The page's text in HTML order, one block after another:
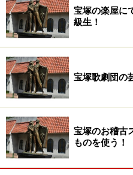
宝塚の楽屋に
級生！
宝塚歌劇団の
宝塚のお稽古
ものを使う！